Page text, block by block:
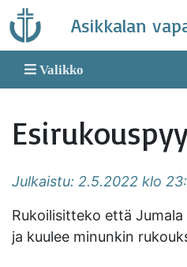
Skip
to
content
Asikkalan
Valikko
Julkaistu: 2.5.2022 klo
Rukoilisitteko että
ja kuulee minunkin